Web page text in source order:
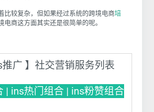
比较复杂，但如果经过系统的跨境电商培
电商这方面其实还是很简单的呢。
推广 】社交营销服务列表
| ins热门组合 | ins粉赞组合